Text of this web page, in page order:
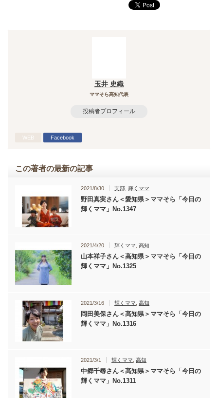
玉井 史織
ママそら高知代表
投稿者プロフィール
WEB Facebook
この著者の最新の記事
2021/8/30 支部 ,輝くママ
野田真実さん＜愛知県＞ママそら「今日の
輝くママ」No.1347
2021/4/20 輝くママ ,高知
山本祥子さん＜高知県＞ママそら「今日の
輝くママ」No.1325
2021/3/16 輝くママ ,高知
岡田美保さん＜高知県＞ママそら「今日の
輝くママ」No.1316
2021/3/1 輝くママ ,高知
中郷千尋さん＜高知県＞ママそら「今日の
輝くママ」No.1311